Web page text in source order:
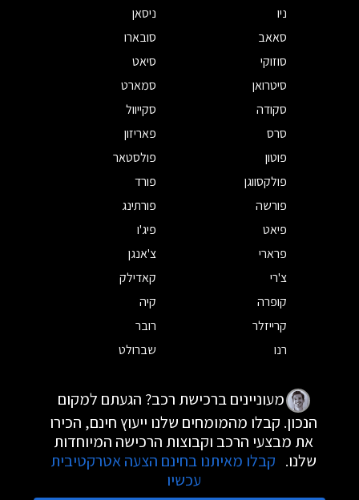
ניו
ניסאן
סאאב
סובארו
סוזוקי
סיאט
סיטרואן
סמארט
סקודה
סקייוול
סרס
פאריזון
פוטון
פולסטאר
פולקסווגן
פורד
פורשה
פורתינג
פיאט
פיג'ו
פרארי
צ'אנגן
צ'רי
קאדילק
קופרה
קיה
קרייזלר
רובר
רנו
שברולט
מעוניינים ברכישת רכב? הגעתם למקום
הנכון. קבלו מהמומחים שלנו ייעוץ חינם, הכירו
את מבצעי הרכב וקבוצות הרכישה המיוחדות
שלנו. קבלו מאיתנו בחינם הצעה אטרקטיבית
עכשיו